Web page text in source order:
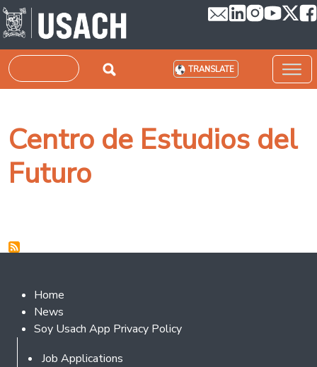
Skip to main content
Search TRANSLATE
Centro de Estudios del
Futuro
Footer 2
Home
News
Soy Usach App Privacy Policy
Footer
Job Applications